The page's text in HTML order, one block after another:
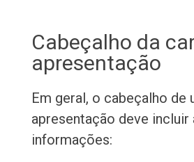
Cabeçalho da
apresentação
Em geral, o cabeçalho de
apresentação deve incluir
informações: